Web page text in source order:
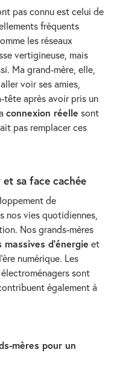
pas connu est celui de
fréquents
les réseaux
vertigineuse, mais
Ma grand-mère, elle,
voir ses amies,
tête après avoir pris un
connexion réelle sont
pas remplacer ces
sa face cachée
de
nos vies quotidiennes,
Nos grands-mères
d’énergie et
numérique. Les
sont
également à
mères pour un